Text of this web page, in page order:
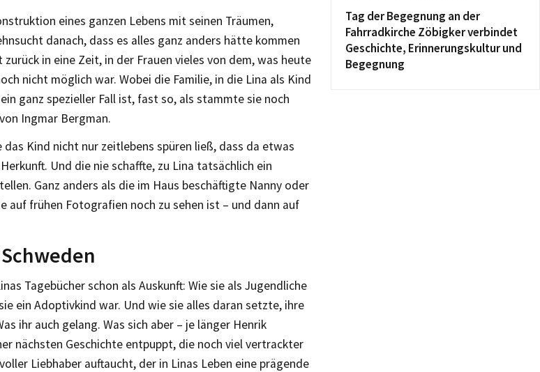
eines ganzen Lebens mit seinen Träumen,
danach, dass es alles ganz anders hätte kommen
zurück in eine Zeit, in der Frauen vieles von dem, was heute
nicht möglich war. Wobei die Familie, in die Lina als Kind
ganz spezieller Fall ist, fast so, als stammte sie noch
Ingmar Bergman.
Kind nicht nur zeitlebens spüren ließ, dass da etwas
Und die nie schaffte, zu Lina tatsächlich ein
Ganz anders als die im Haus beschäftigte Nanny oder
auf frühen Fotografien noch zu sehen ist – und dann auf
Tagebücher schon als Auskunft: Wie sie als Jugendliche
ein Adoptivkind war. Und wie sie alles daran setzte, ihre
ihr auch gelang. Was sich aber – je länger Henrik
nächsten Geschichte entpuppt, die noch viel vertrackter
Liebhaber auftaucht, der in Linas Leben eine prägende
Tag der Begegnung an der
Fahrradkirche Zöbigker verbindet
Geschichte, Erinnerungskultur und
Begegnung